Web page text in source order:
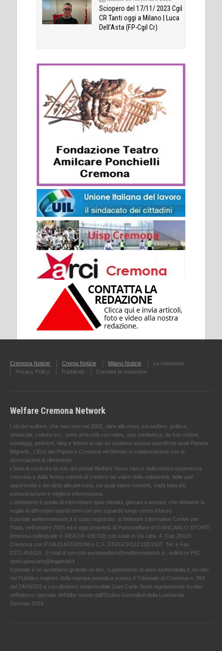
Sciopero del 17/11/ 2023 Cgil
CR Tanti oggi a Milano | Luca
Dell’Asta (FP-Cgil Cr)
Cremona Notizie Crema Notizie Milano Notizie
La redazione
Privacy Policy
Pubblicità Contatta la redazione
Welfare Cremona Network
I siti del welfare, che nascono nel 2002, oltre alle news sul welfare, politica ,
sindacale ,cultura ecc. sono arricchiti con video, una mediateca, da foto notizie,
sondaggi, petizioni, blog e lettere al sito ed ospitano sezioni specifiche quali Pianeta
Migranti , L'Eco del Popolo e Cremona nel Mondo in collaborazione con le
associazioni di riferimento.
L'idea di costruire la rete dei portali Welfare News nasce dalla nostra esperienza
concreta e dalla ferma volontà di credere nei valori della solidarietà, delle pari
opportunità e dei diritti alla persona, sui quali siamo convinti, vada fatta più
comunicazione e migliore informazione.
L'ambizione è quella di intercettare quei cittadini, giovani o anziani, che abbiamo la
voglia di affrontare questi temi con uno sguardo lungo verso il futuro.
Il portale welfarenetwork.it è stato registrato, al Network Information Center per
l'Italia, nell’ottobre 2005 ed è oggi proprietà di Puntowelfare di GIANCARLO STORTI
[Impresa individuale n. REA CR-188702] con sede in Via Litta, 4- Cap 26100
Cremona con P.IVA 01493300196 e C.F. STRGCR51C10D150T. Tel. e Fax
0372.453429 . E-mail di servizio puntowelfare@welfarenetwork.it ; indirizzo PEC
storti.giancarlo@legalmail.it
Il portale è un quotidiano gratuito on line, supplemento di www.welfareitalia.it ,Iscritto
nel Pubblico registro della stampa periodica presso il Tribunale di Cremona n. 393
dal 24/09/203 e con direttore responsabile Gian Carlo Storti regolarmente iscritto
nell’elenco speciale dell’Albo tenuto dall’Ordine Giornalisti della Lombardia.
Gennaio 2016